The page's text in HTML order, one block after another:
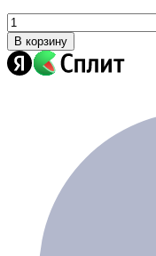
В корзину